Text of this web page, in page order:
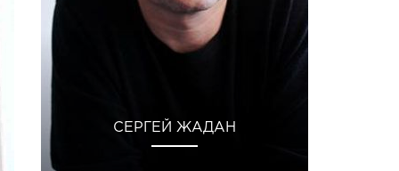
СЕРГЕЙ ЖАДАН